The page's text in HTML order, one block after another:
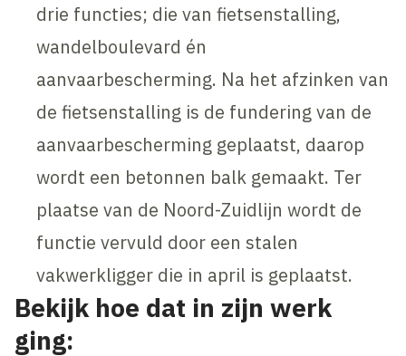
drie functies; die van fietsenstalling,
wandelboulevard én
aanvaarbescherming. Na het afzinken van
de fietsenstalling is de fundering van de
aanvaarbescherming geplaatst, daarop
wordt een betonnen balk gemaakt. Ter
plaatse van de Noord-Zuidlijn wordt de
functie vervuld door een stalen
vakwerkligger die in april is geplaatst.
Bekijk hoe dat in zijn werk
ging: